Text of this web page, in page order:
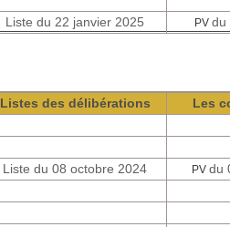
Liste du 22 janvier 2025 PVdu
Listes des délibérations Les
Liste du 08 octobre 2024 PVdu